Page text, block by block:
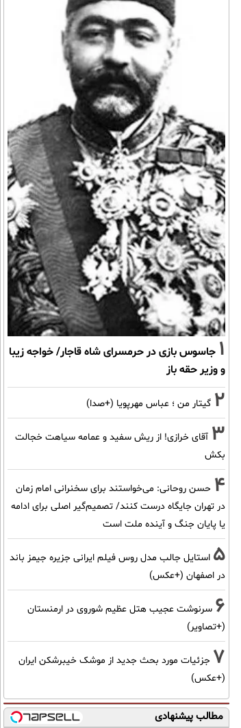
1 جاسوس بازی در حرمسرای شاه قاجار/ خواجه زیبا
و وزیر حقه باز
2 گیتار من ؛ عباس مهرپویا (+صدا)
3 آقای خرازی! از ریش سفید و عمامه سیاهت خجالت
بکش
4 حسن روحانی: می‌خواستند برای سخنرانی امام زمان
در تهران جایگاه درست کنند/ تصمیم‌گیر اصلی برای ادامه
یا پایان جنگ و آینده ملت است
5 استایل جالب مدل روس فیلم ایرانی جزیره جیمز باند
در اصفهان (+عکس)
6 سرنوشت عجیب هتل عظیم شوروی در ارمنستان
(+تصاویر)
7 جزئیات مورد بحث جدید از موشک خیبرشکن ایران
(+عکس)
مطالب پیشنهادی